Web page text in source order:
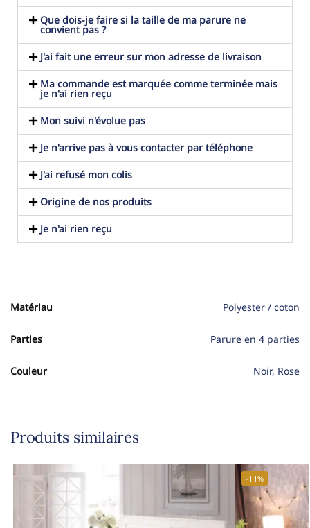
Que dois-je faire si la taille de ma parure ne
convient pas ?
J'ai fait une erreur sur mon adresse de livraison
Ma commande est marquée comme terminée mais
je n'ai rien reçu
Mon suivi n'évolue pas
Je n'arrive pas à vous contacter par téléphone
J'ai refusé mon colis
Origine de nos produits
Je n'ai rien reçu
Matériau Polyester / coton
Parties Parure en 4 parties
Couleur Noir, Rose
Produits similaires
-11%